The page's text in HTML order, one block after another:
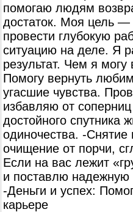
помогаю людям
достаток. Моя цель —
провести глубокую
ситуацию на деле. Я
результат. Чем я
Помогу вернуть
угасшие чувства.
избавляю от
достойного спутника
одиночества. -
очищение от порчи,
Если на вас лежит
и поставлю надежную
-Деньги и успех:
карьере